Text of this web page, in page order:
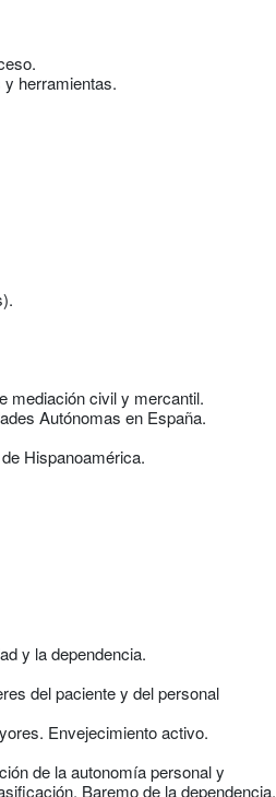
herramientas.
mediación civil y mercantil.
Autónomas en España.
Hispanoamérica.
y la dependencia.
del paciente y del personal
Envejecimiento activo.
de la autonomía personal y
Baremo de la dependencia.